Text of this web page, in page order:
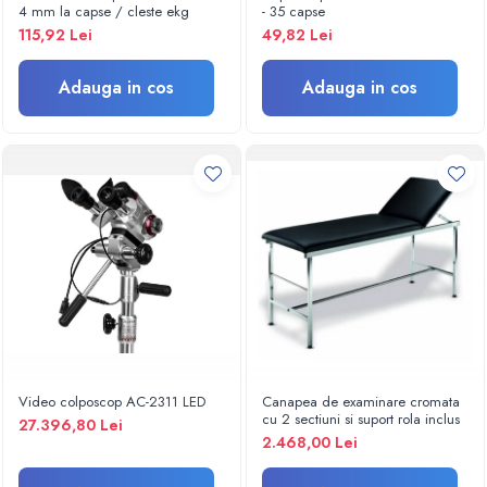
Umidificatoare
Monitorizare somn
Masurare
Cantare
Masurare corporala
Alcoolmetre
Prim ajutor, urgenta & reanimare
Targi urgente
Truse urgente
Genti urgente
Gulere cervicale
Rucsacuri
Foarfece
Truse pentru resuscitare / reanimare
4 mm la capse / cleste ekg
115,92 Lei
Adauga in cos
- 35 capse
49,82 Lei
Adauga in cos
Video colposcop AC-2311 LED
27.396,80 Lei
Canapea de examinare cromata
cu 2 sectiuni si suport rola inclus
2.468,00 Lei